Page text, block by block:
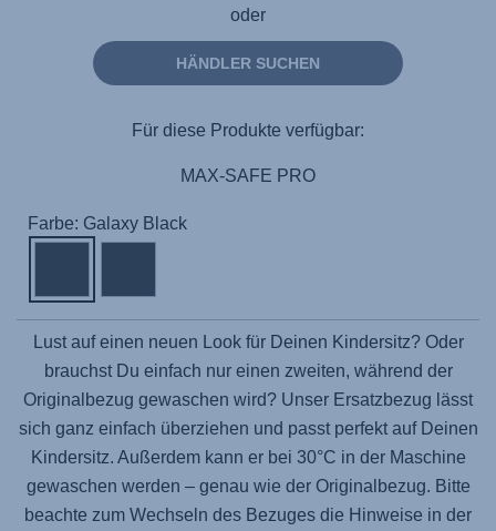
oder
HÄNDLER SUCHEN
Für diese Produkte verfügbar:
MAX-SAFE PRO
Farbe: Galaxy Black
Lust auf einen neuen Look für Deinen Kindersitz? Oder
brauchst Du einfach nur einen zweiten, während der
Originalbezug gewaschen wird? Unser Ersatzbezug lässt
sich ganz einfach überziehen und passt perfekt auf Deinen
Kindersitz. Außerdem kann er bei 30°C in der Maschine
gewaschen werden – genau wie der Originalbezug. Bitte
beachte zum Wechseln des Bezuges die Hinweise in der